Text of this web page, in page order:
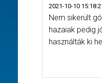
2021-10-10
Nem sikerült
hazaiak pedig
használták ki